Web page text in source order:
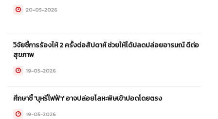
20-05-2026
วิจัยชี้การร้องไห้ 2 ครั้งต่อสัปดาห์ ช่วยให้ได้ปลดปล่อยอารมณ์ ดีต่อ
สุขภาพ
19-05-2026
ศึกษาชี้ 'บุหรี่ไฟฟ้า' อาจปล่อยโลหะพิษเข้าปอดโดยตรง
19-05-2026